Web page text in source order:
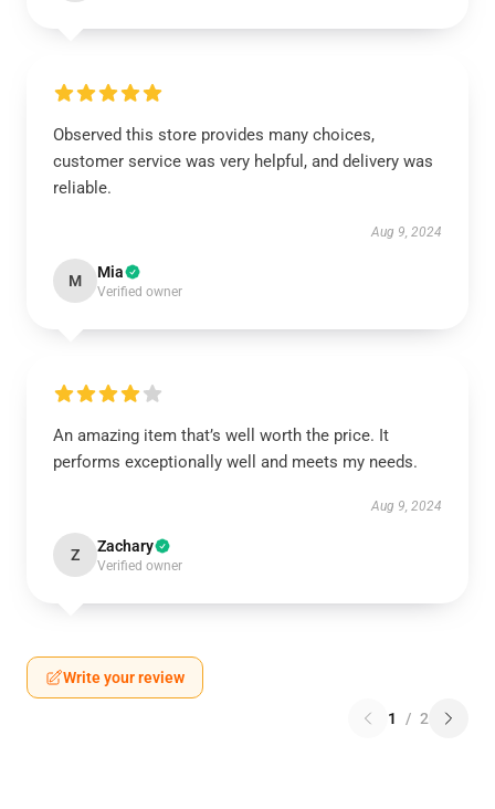
Observed this store provides many choices,
customer service was very helpful, and delivery was
reliable.
Aug 9, 2024
M Mia
Verified owner
An amazing item that’s well worth the price. It
performs exceptionally well and meets my needs.
Aug 9, 2024
Z Zachary
Verified owner
Write your review
1 / 2